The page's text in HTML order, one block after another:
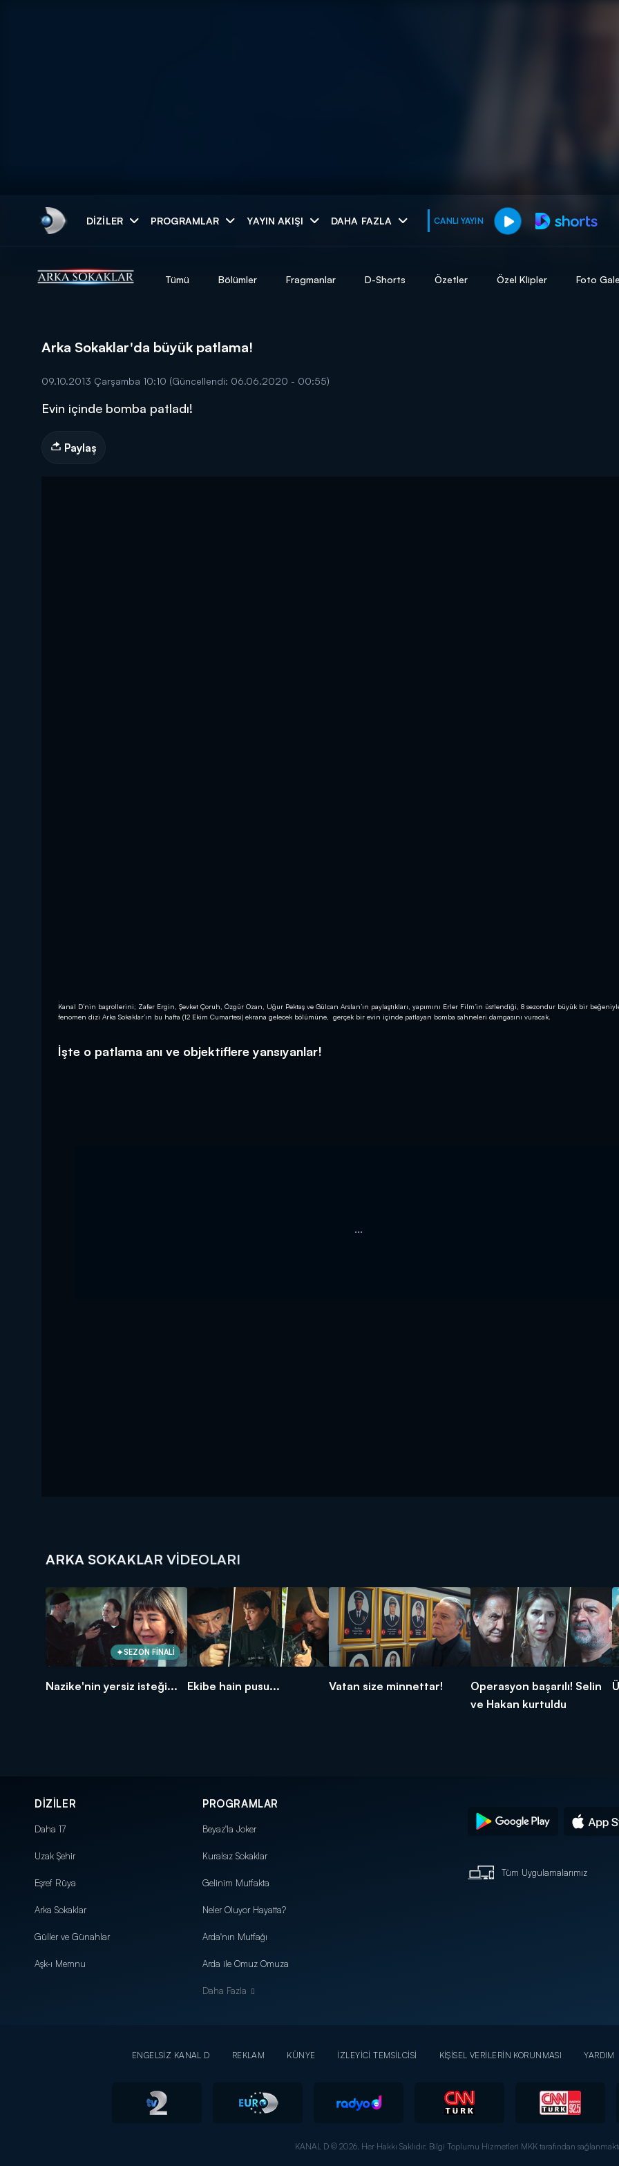
DIZILER PROGRAMLAR YAYIN AKIŞI DAHA FAZLA CANLI YAYIN
muhteşem ikili
DİĞER SONUÇLAR
Tümü Bölümler Fragmanlar D-Shorts Özetler Özel Klipler Foto
Arka Sokaklar'da büyük patlama!
09.10.2013 Çarşamba 10:10 (Güncellendi: 06.06.2020 - 00:55)
Evin içinde bomba patladı!
Paylaş
Kanal D’nin başrollerini; Zafer Ergin, Şevket Çoruh, Özgür Ozan, Uğur Pektaş ve Gülcan Arslan’ın paylaştıkları, yapımını Erler Film’in üstlendiği, 8 sezondur büyük bir
fenomen dizi Arka Sokaklar’ın bu hafta (12 Ekim Cumartesi) ekrana gelecek bölümüne, gerçek bir evin içinde patlayan bomba sahneleri damgasını vuracak.
İşte o patlama anı ve objektiflere yansıyanlar!
...
ARKA SOKAKLAR VIDEOLARI
SEZON FİNALİ
Nazike'nin yersiz isteği... Ekibe hain pusu... Vatan size minnettar!
Operasyon başarılı! Selin
ve Hakan kurtuldu
DİZİLER
Daha 17
Uzak Şehir
Eşref Rüya
Arka Sokaklar
Güller ve Günahlar
Aşk-ı Memnu
PROGRAMLAR
Beyaz'la Joker
Kuralsız Sokaklar
Gelinim Mutfakta
Neler Oluyor Hayatta?
Arda'nın Mutfağı
Arda ile Omuz Omuza
Daha Fazla
Tüm Uygulamalarımız
ENGELSİZ KANAL D REKLAM KÜNYE İZLEYİCİ TEMSİLCİSİ KİŞİSEL VERİLERİN KORUNMASI YARDIM
KANAL D © 2026. Her Hakkı Saklıdır. Bilgi Toplumu Hizmetleri MKK tarafından